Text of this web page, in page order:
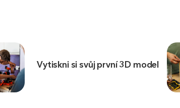
Vytiskni si svůj první 3D model